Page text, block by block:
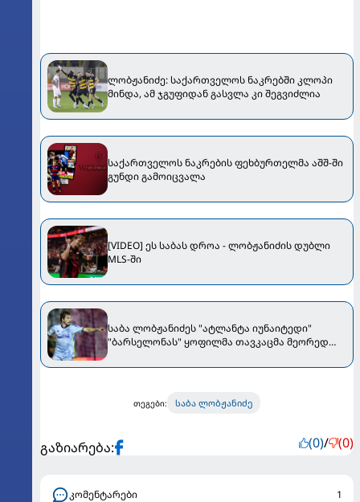
ლობჟანიძე: საქართველოს ნაკრებში კლოპი
მინდა, ამ ჯგუფიდან გასვლა კი შეგვიძლია
საქართველოს ნაკრების ფეხბურთელმა აშშ-ში
გუნდი გამოიცვალა
[VIDEO] ეს საბას დროა - ლობჟანიძის დუბლი
MLS-ში
საბა ლობჟანიძეს "ატლანტა იუნაიტედი"
"ბარსელონას" ყოფილმა თავკაცმა მეორედ
თეგები: საბა ლობჟანიძე
გაზიარება: (0)/ (0)
კომენტარები 1